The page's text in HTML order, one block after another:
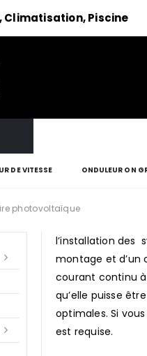
Climatisation, Piscine
DE VITESSE ONDULEUR ON
photovoltaïque
l’installation des
montage et d’un
courant continu
qu’elle puisse
optimales. Si
est requise.